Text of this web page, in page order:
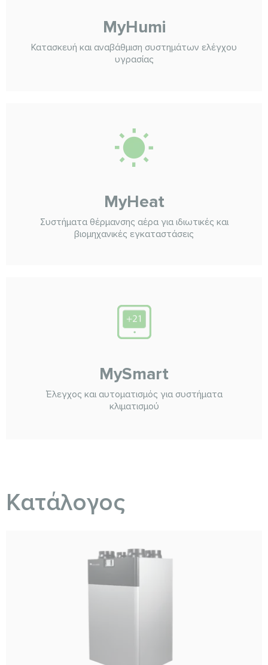
MyHumi
Κατασκευή και αναβάθμιση συστημάτων ελέγχου
υγρασίας
MyHeat
Συστήματα θέρμανσης αέρα για ιδιωτικές και
βιομηχανικές εγκαταστάσεις
MySmart
Έλεγχος και αυτοματισμός για συστήματα
κλιματισμού
Κατάλογος